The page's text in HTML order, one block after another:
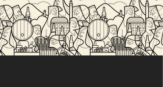
Vicenza Jazz fa tappa da Ofelia